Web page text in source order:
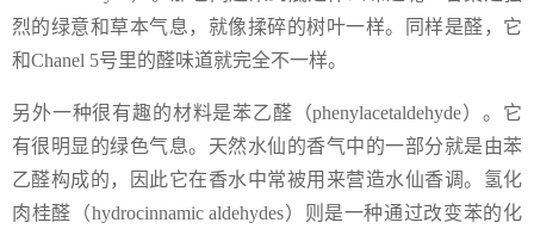
烈的绿意和草本气息，就像揉碎的树叶一样。同样是醛，它
和Chanel 5号里的醛味道就完全不一样。
另外一种很有趣的材料是苯乙醛（phenylacetaldehyde）。它
有很明显的绿色气息。天然水仙的香气中的一部分就是由苯
乙醛构成的，因此它在香水中常被用来营造水仙香调。氢化
肉桂醛（hydrocinnamic aldehydes）则是一种通过改变苯的化